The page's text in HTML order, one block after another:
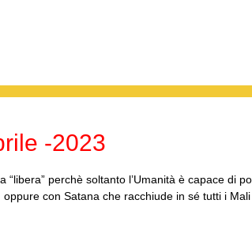
-2023
perchè soltanto l’Umanità è capace di
con Satana che racchiude in sé tutti i